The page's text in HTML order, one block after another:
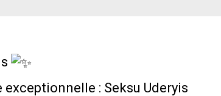
exceptionnelle : Seksu Uderyis